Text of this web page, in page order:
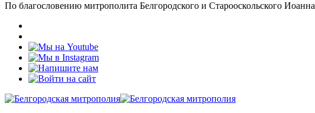
По благословению митрополита Белгородского и Старооскольского Иоанна